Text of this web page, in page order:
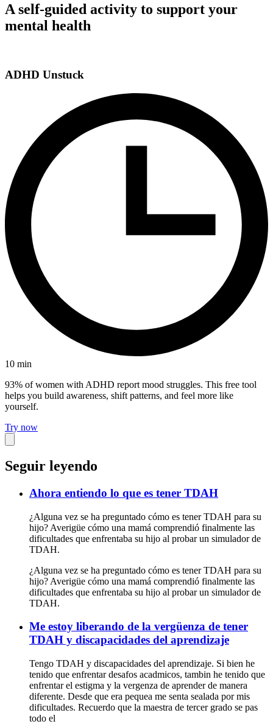
A self-guided activity to support your
mental health
ADHD Unstuck
10 min
93% of women with ADHD report mood struggles. This free tool
helps you build awareness, shift patterns, and feel more like
yourself.
Try now
Seguir leyendo
Ahora entiendo lo que es tener TDAH
¿Alguna vez se ha preguntado cómo es tener TDAH para su
hijo? Averigüe cómo una mamá comprendió finalmente las
dificultades que enfrentaba su hijo al probar un simulador de
TDAH.
¿Alguna vez se ha preguntado cómo es tener TDAH para su
hijo? Averigüe cómo una mamá comprendió finalmente las
dificultades que enfrentaba su hijo al probar un simulador de
TDAH.
Me estoy liberando de la vergüenza de tener
TDAH y discapacidades del aprendizaje
Tengo TDAH y discapacidades del aprendizaje. Si bien he
tenido que enfrentar desafos acadmicos, tambin he tenido que
enfrentar el estigma y la vergenza de aprender de manera
diferente. Desde que era pequea me senta sealada por mis
dificultades. Recuerdo que la maestra de tercer grado se pas
todo el